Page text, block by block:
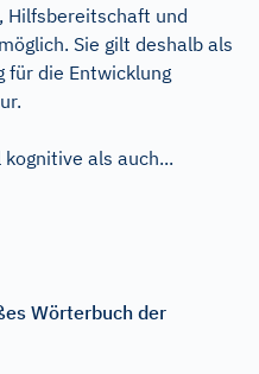
Hilfsbereitschaft und
Sie gilt deshalb als
für die Entwicklung
als auch...
Wörterbuch der